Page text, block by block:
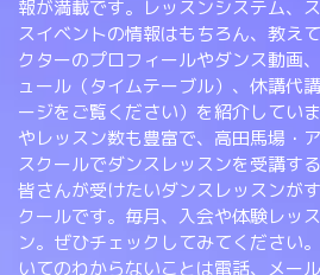
報が満載です。レッスンシステム、
スイベントの情報はもちろん、教え
クターのプロフィールやダンス動画
ュール（タイムテーブル）、休講代
ージをご覧ください）を紹介してい
やレッスン数も豊富で、高田馬場・
スクールでダンスレッスンを受講す
皆さんが受けたいダンスレッスンが
クールです。毎月、入会や体験レッ
ン。ぜひチェックしてみてください
いてのわからないことは電話、メー